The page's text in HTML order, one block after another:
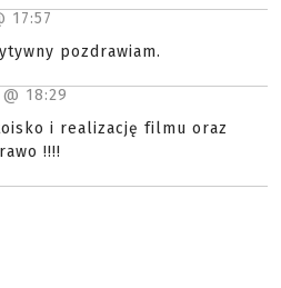
17:57
pozdrawiam.
18:29
i realizację filmu oraz
!!!!